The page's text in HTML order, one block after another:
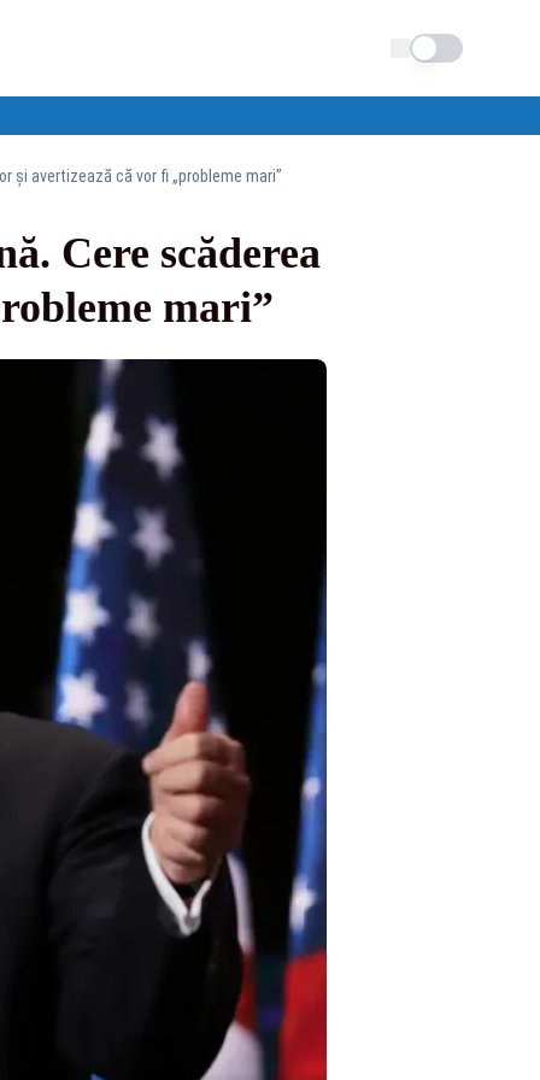
Schimba tema
și avertizează că vor fi „probleme mari”
Cere scăderea
mari”